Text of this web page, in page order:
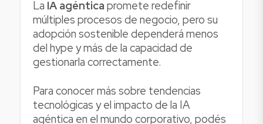
La IA agéntica promete redefinir
múltiples procesos de negocio, pero su
adopción sostenible dependerá menos
del hype y más de la capacidad de
gestionarla correctamente.
Para conocer más sobre tendencias
tecnológicas y el impacto de la IA
agéntica en el mundo corporativo, podés